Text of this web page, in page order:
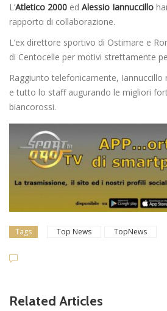
L’Atletico 2000 ed Alessio Iannuccillo
rapporto di collaborazione.
L’ex direttore sportivo di Ostimare e
di Centocelle per motivi strettamente
Raggiunto telefonicamente,
e tutto lo staff augurando le migliori
biancorossi.
Tags Top News TopNews
Related Articles